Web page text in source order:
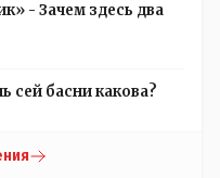
- Зачем здесь два
басни какова?